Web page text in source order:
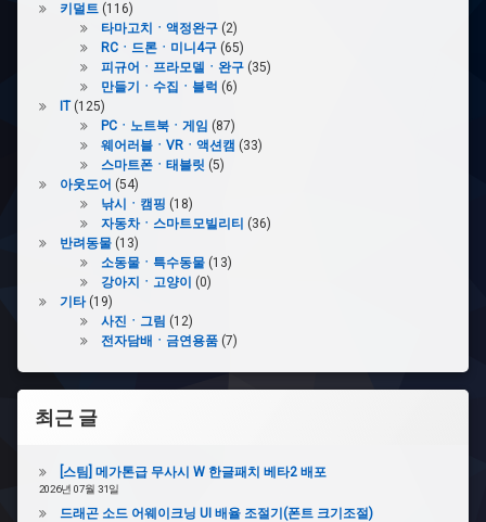
#G400S
지
오
이
#MX510
립
키덜트(116)
타마고치ㆍ액정완구(2)
RCㆍ드론ㆍ미니4구(65)
피규어ㆍ프라모델ㆍ완구(35)
만들기ㆍ수집ㆍ블럭 (6)
IT(125)
PCㆍ노트북ㆍ게임 (87)
웨어러블ㆍVRㆍ액션캠 (33)
스마트폰ㆍ태블릿 (5)
아웃도어 (54)
낚시ㆍ캠핑 (18)
자동차ㆍ스마트모빌리티 (36)
반려동물(13)
소동물ㆍ특수동물(13)
강아지ㆍ고양이
(0)
기타(19)
사진ㆍ그림 (12)
전자담배ㆍ금연용품(7)
최근 글
[스팀] 메가톤급 무사시 W 한글패치 베타2 배포
2026년 07월 31일
드래곤 소드 어웨이크닝 UI 배율 조절기(폰트 크기조절)